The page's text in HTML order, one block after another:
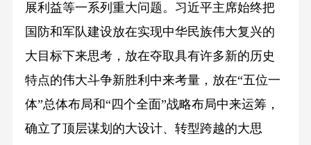
展利益等一系列重大问题。习近平主席始终把
国防和军队建设放在实现中华民族伟大复兴的
大目标下来思考，放在夺取具有许多新的历史
特点的伟大斗争新胜利中来考量，放在“五位一
体”总体布局和“四个全面”战略布局中来运筹，
确立了顶层谋划的大设计、转型跨越的大思